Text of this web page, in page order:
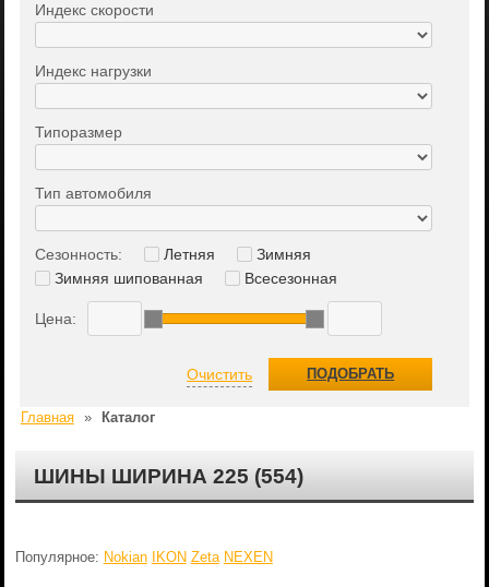
Главная » Каталог
ШИНЫ ШИРИНА 225 (554)
Популярное: Nokian IKON Zeta NEXEN
Индекс скорости
Индекс нагрузки
Типоразмер
Тип автомобиля
Сезонность: Летняя
Зимняя
Зимняя шипованная
Всесезонная
Цена:
Очистить ПОДОБРАТЬ